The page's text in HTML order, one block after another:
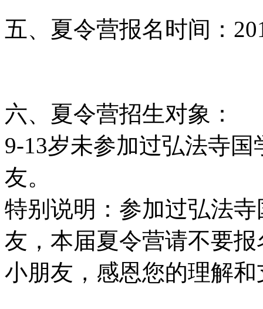
五、夏令营报名时间：
六、夏令营招生对象：
9-13岁未参加过弘法寺
友。
特别说明：参加过弘法
友，本届夏令营请不要
小朋友，感恩您的理解和